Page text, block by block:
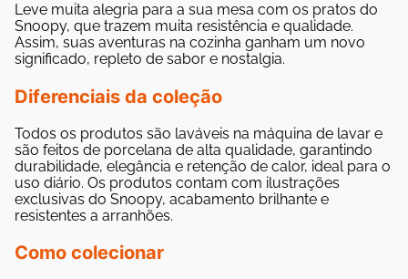
Leve muita alegria para a sua mesa com os pratos do
Snoopy, que trazem muita resistência e qualidade.
Assim, suas aventuras na cozinha ganham um novo
significado, repleto de sabor e nostalgia.
Diferenciais da coleção
Todos os produtos são laváveis na máquina de lavar e
são feitos de porcelana de alta qualidade, garantindo
durabilidade, elegância e retenção de calor, ideal para o
uso diário. Os produtos contam com ilustrações
exclusivas do Snoopy, acabamento brilhante e
resistentes a arranhões.
Como colecionar